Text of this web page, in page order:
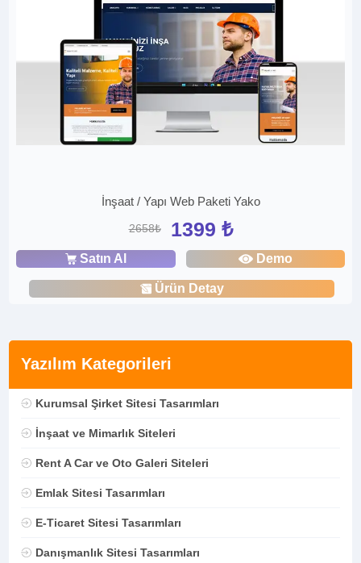
Yazılım Kategorileri
Kurumsal Şirket Sitesi Tasarımları
İnşaat ve Mimarlık Siteleri
Rent A Car ve Oto Galeri Siteleri
Emlak Sitesi Tasarımları
E-Ticaret Sitesi Tasarımları
Danışmanlık Sitesi Tasarımları
İnşaat / Yapı Web Paketi Yako
2658₺ 1399 ₺
Satın Al Demo
Ürün Detay